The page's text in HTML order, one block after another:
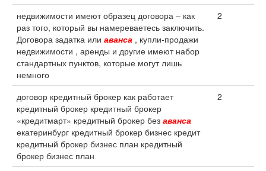
недвижимости имеют образец договора – как
раз того, который вы намереваетесь заключить.
Договора задатка или аванса , купли-продажи
недвижимости , аренды и другие имеют набор
стандартных пунктов, которые могут лишь
немного
2
договор кредитный брокер как работает
кредитный брокер кредитный брокер
«кредитмарт» кредитный брокер без аванса
екатеринбург кредитный брокер бизнес кредит
кредитный брокер бизнес план кредитный
брокер бизнес план
2